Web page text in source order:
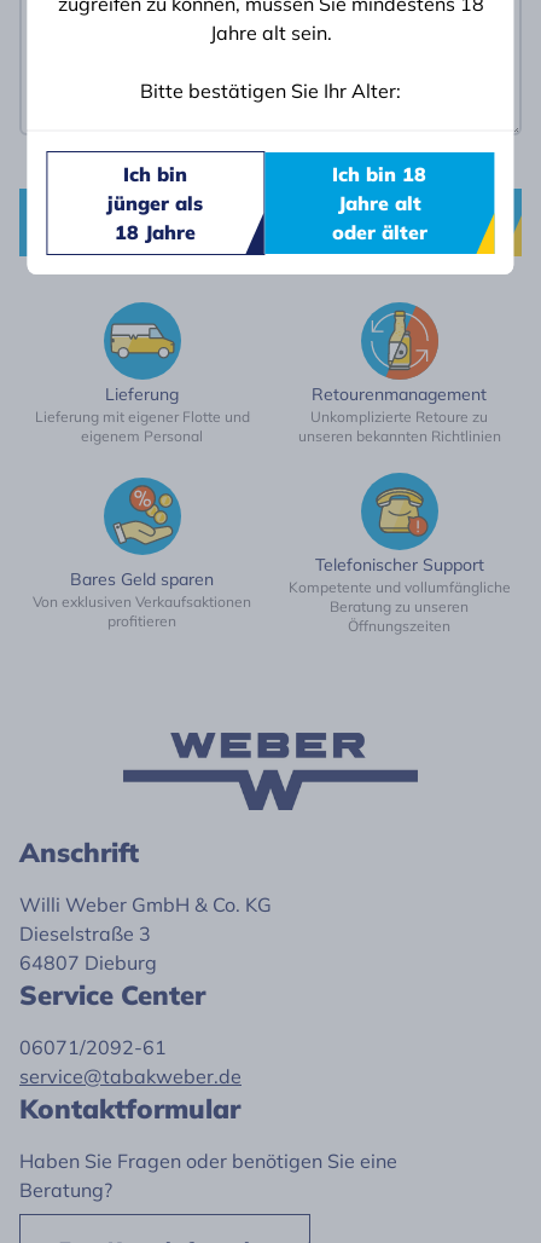
Absenden
Lieferung
Lieferung mit eigener Flotte und
eigenem Personal
Retourenmanagement
Unkomplizierte Retoure zu
unseren bekannten Richtlinien
Bares Geld sparen
Von exklusiven Verkaufsaktionen
profitieren
Telefonischer Support
Kompetente und vollumfängliche
Beratung zu unseren
Öffnungszeiten
Anschrift
Willi Weber GmbH & Co. KG
Dieselstraße 3
64807 Dieburg
Service Center
06071/2092-61
service@tabakweber.de
Kontaktformular
Haben Sie Fragen oder benötigen Sie eine
Beratung?
Jahre alt sein.
Bitte bestätigen Sie Ihr Alter:
Ich bin
jünger als
18 Jahre
Ich bin 18
Jahre alt
oder älter